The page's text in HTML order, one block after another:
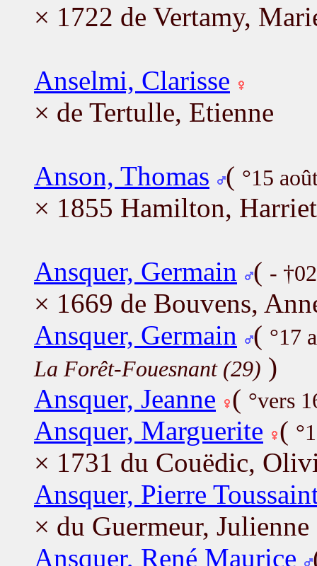
× 1722 de Vertamy,
Anselmi, Clarisse
× de Tertulle, Etienne
Anson, Thomas ( °15
× 1855 Hamilton, Harriet
Ansquer, Germain ( -
× 1669 de Bouvens,
Ansquer, Germain
( °17
La Forêt-Fouesnant (29) )
Ansquer, Jeanne ( °vers
Ansquer, Marguerite (
× 1731 du Couëdic,
Ansquer, Pierre
× du Guermeur, Julienne
Ansquer, René Maurice